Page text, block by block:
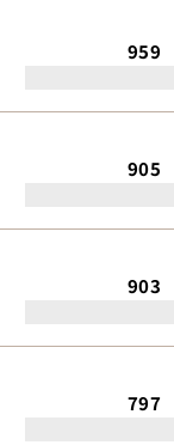
959
905
903
797